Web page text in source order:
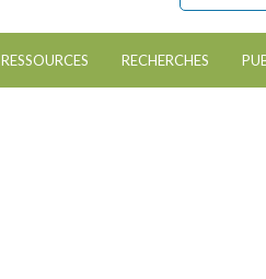
RESSOURCES RECHERCHES